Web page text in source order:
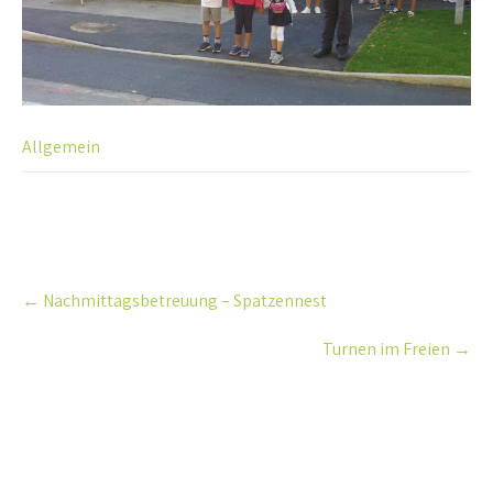
Allgemein
Post
navigation
← Nachmittagsbetreuung – Spatzennest
Turnen im Freien →